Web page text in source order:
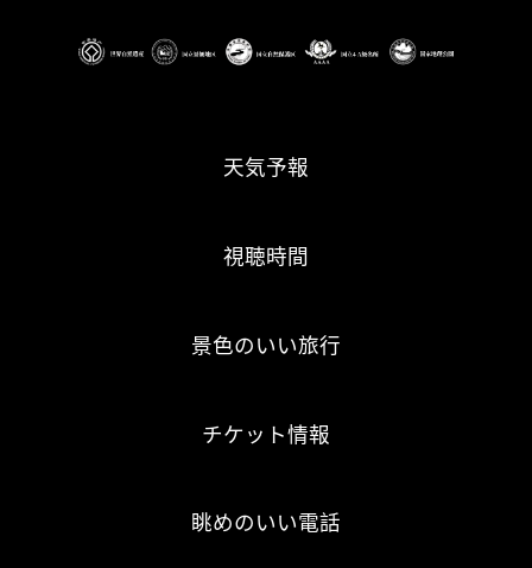
天気予報
視聴時間
景色のいい旅行
チケット情報
眺めのいい電話